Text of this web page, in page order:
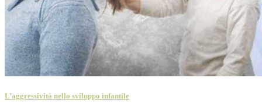
L’aggressività nello sviluppo infantile